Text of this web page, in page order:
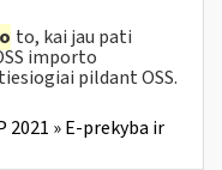
to, kai jau pati
importo
pildant OSS.
2021 » E-prekyba ir